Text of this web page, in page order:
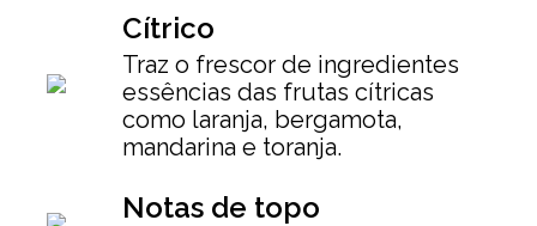
Cítrico
Traz o frescor de ingredientes
essências das frutas cítricas
como laranja, bergamota,
mandarina e toranja.
Notas de topo